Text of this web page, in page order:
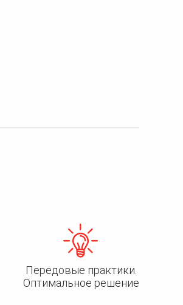
Передовые практики.
Оптимальное решение